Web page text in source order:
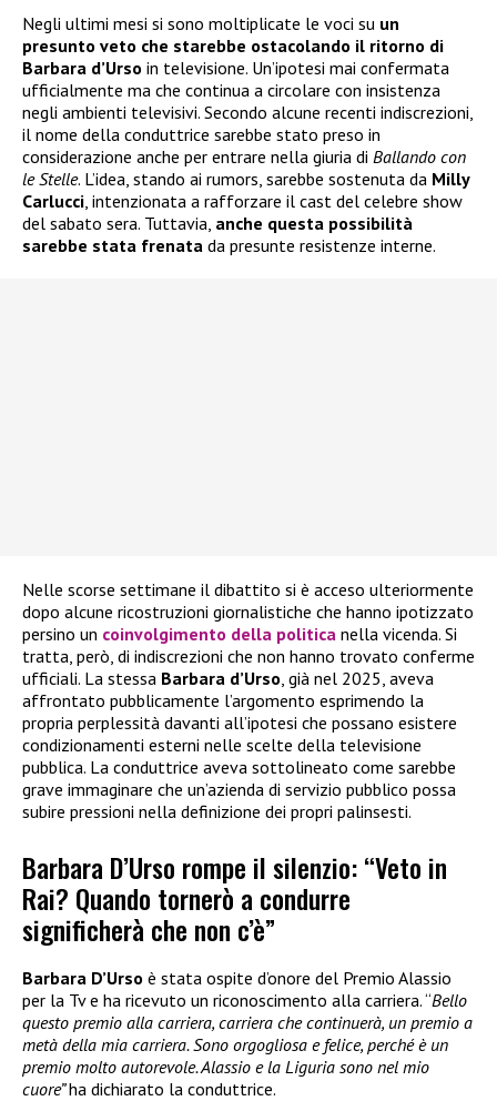
Negli ultimi mesi si sono moltiplicate le voci su un
presunto veto che starebbe ostacolando il ritorno di
Barbara d’Urso in televisione. Un’ipotesi mai confermata
ufficialmente ma che continua a circolare con insistenza
negli ambienti televisivi. Secondo alcune recenti indiscrezioni,
il nome della conduttrice sarebbe stato preso in
considerazione anche per entrare nella giuria di Ballando con
le Stelle. L’idea, stando ai rumors, sarebbe sostenuta da Milly
Carlucci , intenzionata a rafforzare il cast del celebre show
del sabato sera. Tuttavia, anche questa possibilità
sarebbe stata frenata da presunte resistenze interne.
Nelle scorse settimane il dibattito si è acceso ulteriormente
dopo alcune ricostruzioni giornalistiche che hanno ipotizzato
persino un coinvolgimento della politica nella vicenda. Si
tratta, però, di indiscrezioni che non hanno trovato conferme
ufficiali. La stessa Barbara d’Urso , già nel 2025, aveva
affrontato pubblicamente l’argomento esprimendo la
propria perplessità davanti all’ipotesi che possano esistere
condizionamenti esterni nelle scelte della televisione
pubblica. La conduttrice aveva sottolineato come sarebbe
grave immaginare che un’azienda di servizio pubblico possa
subire pressioni nella definizione dei propri palinsesti.
Barbara D’Urso rompe il silenzio: “Veto in
Rai? Quando tornerò a condurre
significherà che non c’è”
Barbara D’Urso è stata ospite d’onore del Premio Alassio
per la Tv e ha ricevuto un riconoscimento alla carriera. “Bello
questo premio alla carriera, carriera che continuerà, un premio a
metà della mia carriera. Sono orgogliosa e felice, perché è un
premio molto autorevole. Alassio e la Liguria sono nel mio
cuore”ha dichiarato la conduttrice.